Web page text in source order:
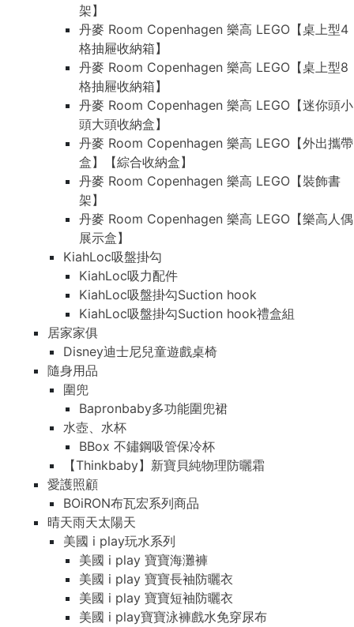
架】
丹麥 Room Copenhagen 樂高 LEGO【桌上型4
格抽屜收納箱】
丹麥 Room Copenhagen 樂高 LEGO【桌上型8
格抽屜收納箱】
丹麥 Room Copenhagen 樂高 LEGO【迷你頭小
頭大頭收納盒】
丹麥 Room Copenhagen 樂高 LEGO【外出攜帶
盒】【綜合收納盒】
丹麥 Room Copenhagen 樂高 LEGO【裝飾書
架】
丹麥 Room Copenhagen 樂高 LEGO【樂高人偶
展示盒】
KiahLoc吸盤掛勾
KiahLoc吸力配件
KiahLoc吸盤掛勾Suction hook
KiahLoc吸盤掛勾Suction hook禮盒組
居家家俱
Disney迪士尼兒童遊戲桌椅
隨身用品
圍兜
Bapronbaby多功能圍兜裙
水壺、水杯
BBox 不鏽鋼吸管保冷杯
【Thinkbaby】新寶貝純物理防曬霜
愛護照顧
BOiRON布瓦宏系列商品
晴天雨天太陽天
美國 i play玩水系列
美國 i play 寶寶海灘褲
美國 i play 寶寶長袖防曬衣
美國 i play 寶寶短袖防曬衣
美國 i play寶寶泳褲戲水免穿尿布